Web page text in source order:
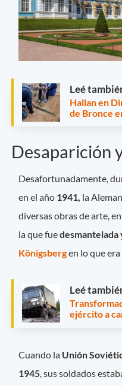
Leé
Hallan en
de Bronce
Desaparición
Desafortunadamente,
en el año 1941, la
diversas obras de arte,
la que fue
Königsbergen lo que
Leé
ejército a
Cuando la Unión
1945 , sus soldados